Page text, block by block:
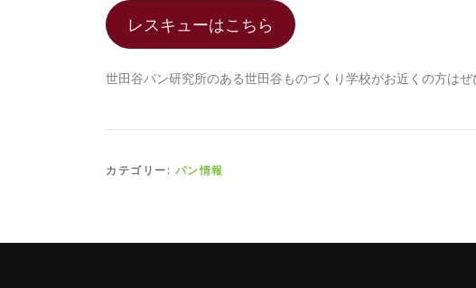
レスキューはこちら
世田谷パン研究所のある世田谷ものづくり学校がお近くの方はぜ
カテゴリー: パン情報